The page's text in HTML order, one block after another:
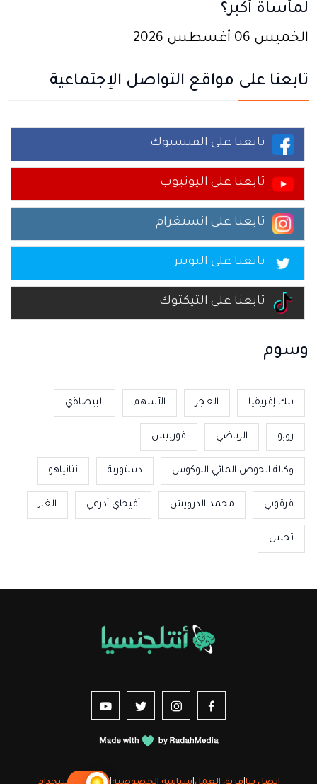
لمأساة أكبر؟
الخميس 06 أغسطس 2026
تابعنا على مواقع التواصل الإجتماعية
تابعنا على الفيسبوك
تابعنا على اليوتيوب
تابعنا على انستغرام
تابعنا على التويتر
تابعنا على التيكتوك
وسوم
بنك إفريقيا العجز الأسهم البيضاةي
روبو الرياضي فوربيس
وكالة الحوض المائي اللوكوس دستورية نتانياهو
قرقوبي محمد الدرويش أفيخاي أدرعي الغاز
تحليل
Suivez-nous sur Facebook
nous sur Instagram
nous sur Twitter